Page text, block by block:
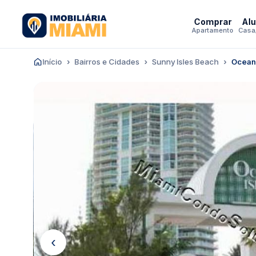
Comprar
Apartamento
Início Bairros e Cidades Sunny Isles Beach
‹